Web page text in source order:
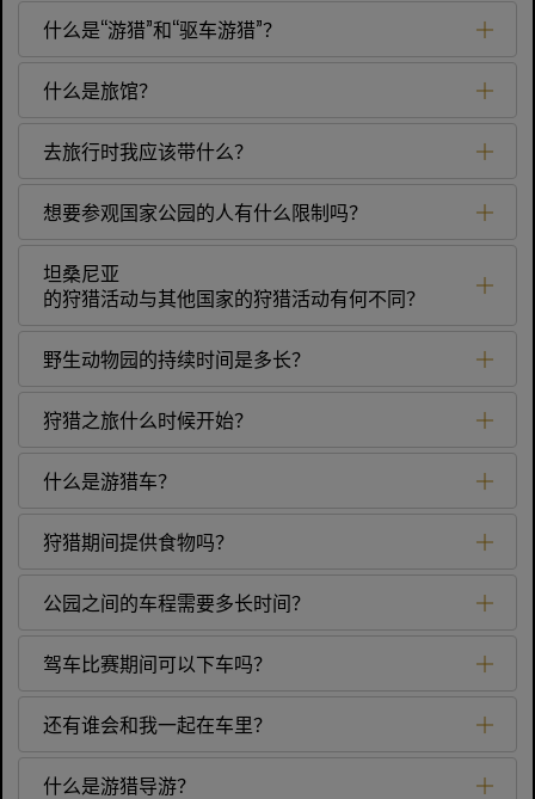
什么是“游猎”和“驱车游猎”？
什么是旅馆？
去旅行时我应该带什么？
想要参观国家公园的人有什么限制吗？
坦桑尼亚
的狩猎活动与其他国家的狩猎活动有何不同？
野生动物园的持续时间是多长？
狩猎之旅什么时候开始？
什么是游猎车？
狩猎期间提供食物吗？
公园之间的车程需要多长时间？
驾车比赛期间可以下车吗？
还有谁会和我一起在车里？
什么是游猎导游？